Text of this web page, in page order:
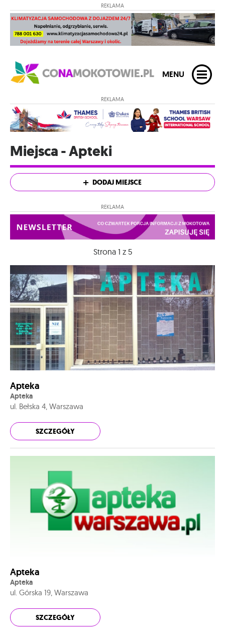
REKLAMA
MENU
REKLAMA
Miejsca - Apteki
DODAJ MIEJSCE
REKLAMA
Strona 1 z 5
Apteka
Apteka
ul. Bełska 4, Warszawa
SZCZEGÓŁY
Apteka
Apteka
ul. Górska 19, Warszawa
SZCZEGÓŁY